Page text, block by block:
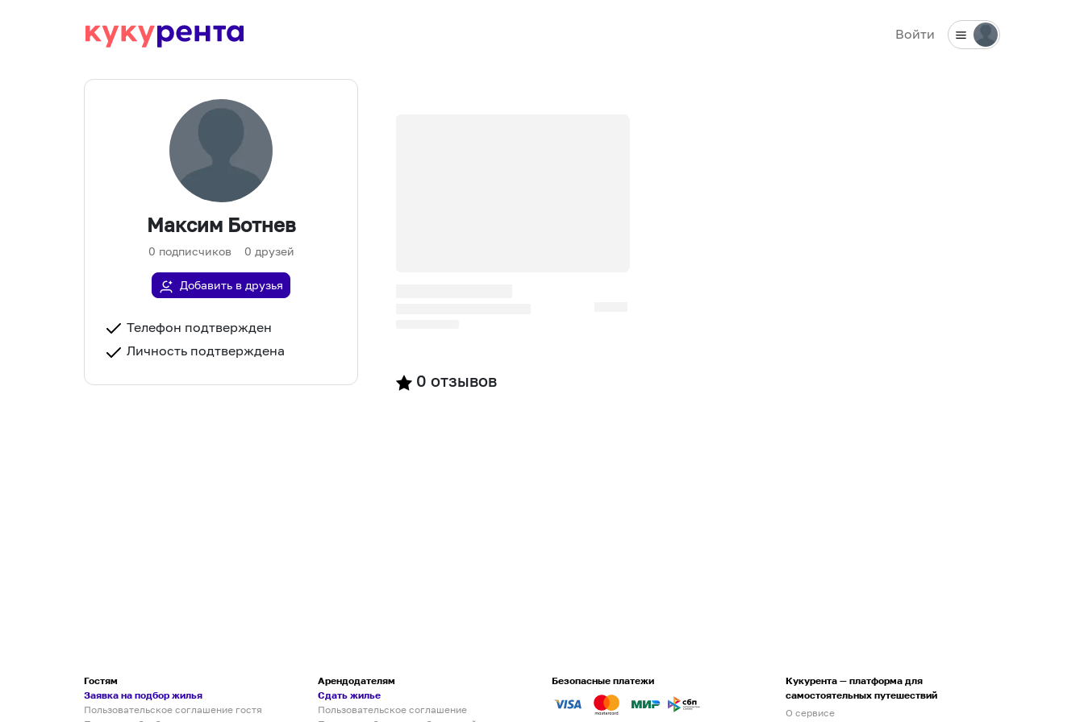
Войти
Максим Ботнев
0 подписчиков 0 друзей
Добавить в друзья
Телефон подтвержден
Личность подтверждена
0 отзывов
Гостям
Заявка на подбор жилья
Пользовательское соглашение гостя
Арендодателям
Сдать жилье
Пользовательское соглашение
Безопасные платежи
Кукурента — платформа для
самостоятельных путешествий
О сервисе